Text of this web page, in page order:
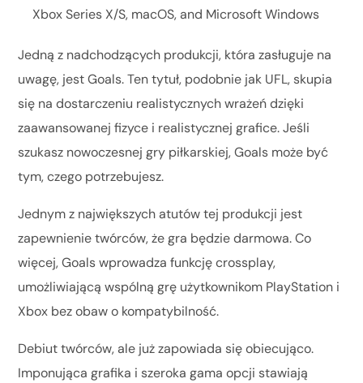
Xbox Series X/S, macOS, and Microsoft Windows
Jedną z nadchodzących produkcji, która zasługuje na
uwagę, jest Goals. Ten tytuł, podobnie jak UFL, skupia
się na dostarczeniu realistycznych wrażeń dzięki
zaawansowanej fizyce i realistycznej grafice. Jeśli
szukasz nowoczesnej gry piłkarskiej, Goals może być
tym, czego potrzebujesz.
Jednym z największych atutów tej produkcji jest
zapewnienie twórców, że gra będzie darmowa. Co
więcej, Goals wprowadza funkcję crossplay,
umożliwiającą wspólną grę użytkownikom PlayStation i
Xbox bez obaw o kompatybilność.
Debiut twórców, ale już zapowiada się obiecująco.
Imponująca grafika i szeroka gama opcji stawiają